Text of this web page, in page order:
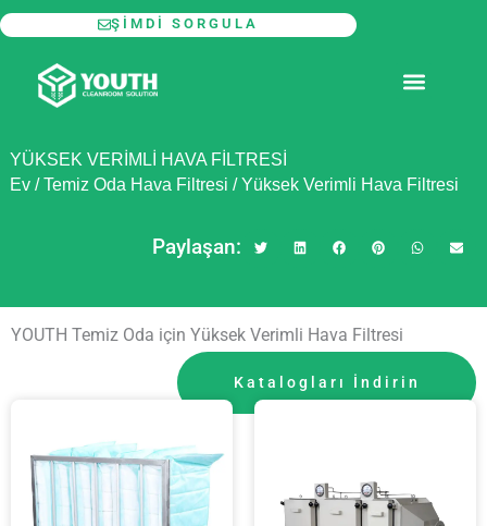
İçeriğe
atla
ŞIMDI SORGULA
YÜKSEK VERIMLI HAVA FILTRESI
Ev/Temiz Oda Hava Filtresi /Yüksek Verimli Hava Filtresi
Paylaşan:
YOUTH Temiz Oda için Yüksek Verimli Hava Filtresi
Katalogları İndirin